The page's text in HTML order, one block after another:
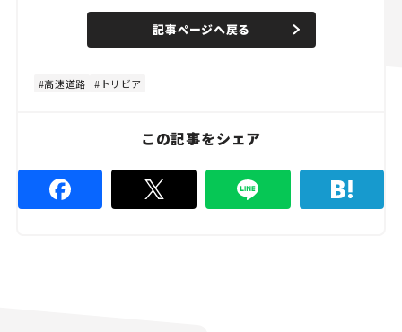
記事ページへ戻る
高速道路 トリビア
この記事をシェア